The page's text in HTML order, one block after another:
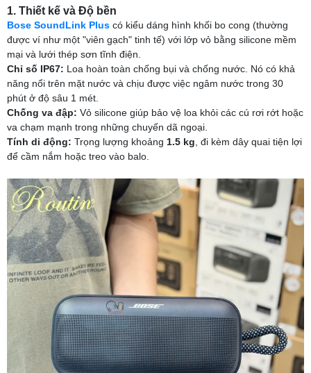
1. Thiết kế và Độ bền
Bose SoundLink Plus có kiểu dáng hình khối bo cong (thường
được ví như một "viên gạch" tinh tế) với lớp vỏ bằng silicone mềm
mại và lưới thép sơn tĩnh điện.
Chỉ số IP67: Loa hoàn toàn chống bụi và chống nước. Nó có khả
năng nổi trên mặt nước và chịu được việc ngâm nước trong 30
phút ở độ sâu 1 mét.
Chống va đập: Vỏ silicone giúp bảo vệ loa khỏi các cú rơi rớt hoặc
va chạm mạnh trong những chuyến dã ngoại.
Tính di động: Trọng lượng khoảng 1.5 kg , đi kèm dây quai tiện lợi
để cầm nắm hoặc treo vào balo.